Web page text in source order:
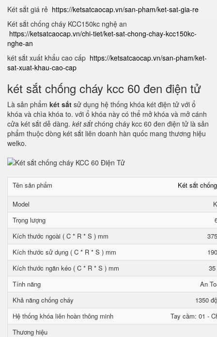
Két sắt giá rẻ https://ketsatcaocap.vn/san-pham/ket-sat-gia-re
Két sắt chống cháy KCC150kc nghệ an
https://ketsatcaocap.vn/chi-tiet/ket-sat-chong-chay-kcc150kc-
nghe-an
két sắt xuất khẩu cao cấp https://ketsatcaocap.vn/san-pham/ket-
sat-xuat-khau-cao-cap
két sắt chống cháy kcc 60 đen điện tử
Là sản phẩm két sắt sử dụng hệ thống khóa két điện tử với ổ
khóa và chìa khóa to. với ổ khóa này có thể mở khóa và mở cánh
cửa két sắt dễ dàng. két sắtchóng cháy kcc 60 đen điện tử là sản
phẩm thuộc dòng két sắt liên doanh hàn quốc mang thương hiệu
welko.
Tên sản phẩm Két sắt
Model
Trọng lượng
Kích thước ngoài ( C * R * S ) mm
Kích thước sử dụng ( C * R * S ) mm
Kích thước ngăn kéo ( C * R * S ) mm
Tính năng
An
Khả năng chống cháy
1350
Hệ thống khóa liên hoàn thông minh
Tay cầm: 01 -
Thương hiệu